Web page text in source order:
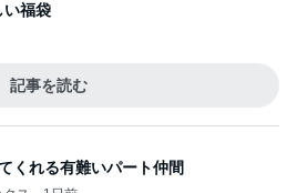
い福袋
記事を読む
くれる有難いパート仲間